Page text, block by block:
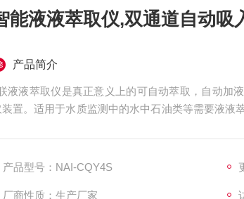
能液液萃取仪,双通道自动吸
产品简介
液液萃取仪是真正意义上的可自动萃取，自动加
装置。适用于水质监测中的水中石油类等需要液液
产品型号：NAI-CQY4S
厂商性质：生产厂家